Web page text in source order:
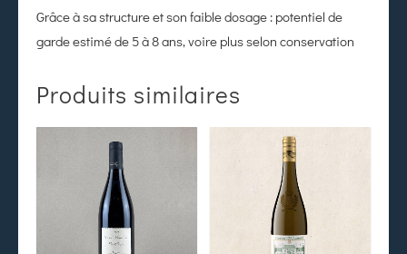
Grâce à sa structure et son faible dosage : potentiel de
garde estimé de 5 à 8 ans, voire plus selon conservation
Produits similaires